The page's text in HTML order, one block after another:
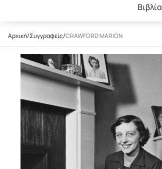
Βιβλία
Αρχική/Συγγραφείς/CRAWFORD MARION